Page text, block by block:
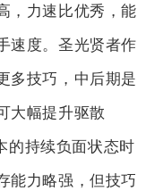
，力速比优秀，能
速度。圣光贤者作
多技巧，中后期是
大幅提升驱散
的持续负面状态时
能力略强，但技巧